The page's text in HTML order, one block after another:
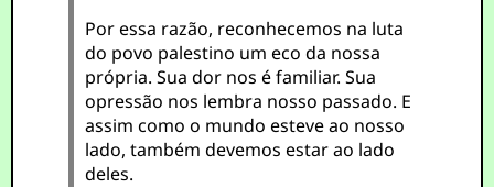
Por essa razão, reconhecemos na luta
do povo palestino um eco da nossa
própria. Sua dor nos é familiar. Sua
opressão nos lembra nosso passado. E
assim como o mundo esteve ao nosso
lado, também devemos estar ao lado
deles.